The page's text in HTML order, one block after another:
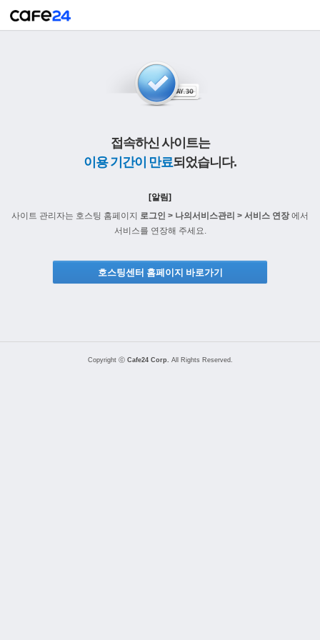
접속하신 사이트는
이용 기간이 만료되었습니다.
[알림]
사이트 관리자는 호스팅 홈페이지 로그인 > 나의서비스관리 > 서비스 연장에서
서비스를 연장해 주세요.
호스팅센터 홈페이지 바로가기
Copyright ⓒ Cafe24 Corp. All Rights Reserved.